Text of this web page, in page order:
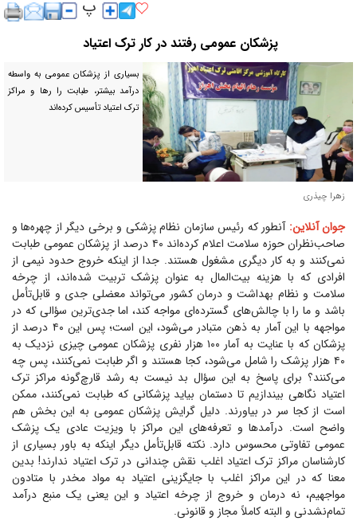
پزشکان عمومی رفتند در کار ترک اعتیاد
بسیاری از پزشکان عمومی به واسطه
درآمد بیشتر، طبابت را رها و مراکز
ترک اعتیاد تأسیس کرده‌اند
زهرا چیذری
جوان آنلاین:آنطور که رئیس سازمان نظام پزشکی و برخی دیگر از چهره‌ها و
صاحب‌نظران حوزه سلامت اعلام کرده‌اند ۴۰ درصد از پزشکان عمومی طبابت
نمی‌کنند و به کار دیگری مشغول هستند. جدا از اینکه خروج حدود نیمی از
افرادی که با هزینه بیت‌المال به عنوان پزشک تربیت شده‌اند، از چرخه
سلامت و نظام بهداشت و درمان کشور می‌تواند معضلی جدی و قابل‌تأمل
باشد و ما را با چالش‌های گسترده‌ای مواجه کند، اما جدی‌ترین سؤالی که در
مواجهه با این آمار به ذهن متبادر می‌شود، این است؛ پس این ۴۰ درصد از
پزشکان که با عنایت به آمار ۱۰۰ هزار نفری پزشکان عمومی چیزی نزدیک به
۴۰ هزار پزشک را شامل می‌شود، کجا هستند و اگر طبابت نمی‌کنند، پس چه
می‌کنند؟ برای پاسخ به این سؤال بد نیست به رشد قارچ‌گونه مراکز ترک
اعتیاد نگاهی بیندازیم تا دستمان بیاید پزشکانی که طبابت نمی‌کنند، ممکن
است از کجا سر در بیاورند. دلیل گرایش پزشکان عمومی به این بخش هم
واضح است. درآمد‌ها و تعرفه‌های این مراکز با ویزیت عادی یک پزشک
عمومی تفاوتی محسوس دارد. نکته قابل‌تأمل دیگر اینکه به باور بسیاری از
کارشناسان مراکز ترک اعتیاد اغلب نقش چندانی در ترک اعتیاد ندارند! بدین
معنا که در این مراکز اغلب با جایگزینی اعتیاد به مواد مخدر با متادون
مواجهیم، نه درمان و خروج از چرخه اعتیاد و این یعنی یک منبع درآمد
تمام‌نشدنی و البته کاملاً مجاز و قانونی.